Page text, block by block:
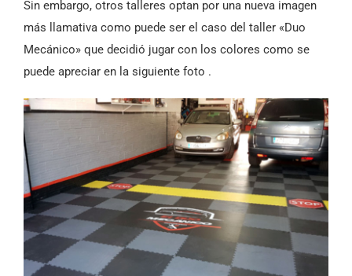
Sin embargo, otros talleres optan por una nueva imagen
más llamativa como puede ser el caso del taller «Duo
Mecánico» que decidió jugar con los colores como se
puede apreciar en la siguiente foto .